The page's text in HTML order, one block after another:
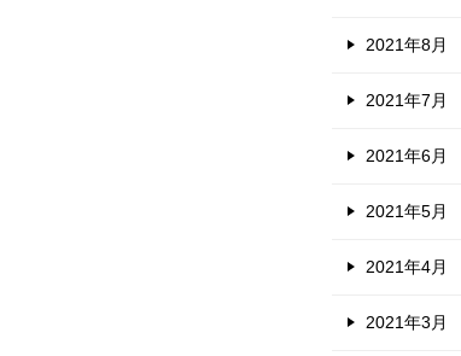
2021年8月
2021年7月
2021年6月
2021年5月
2021年4月
2021年3月